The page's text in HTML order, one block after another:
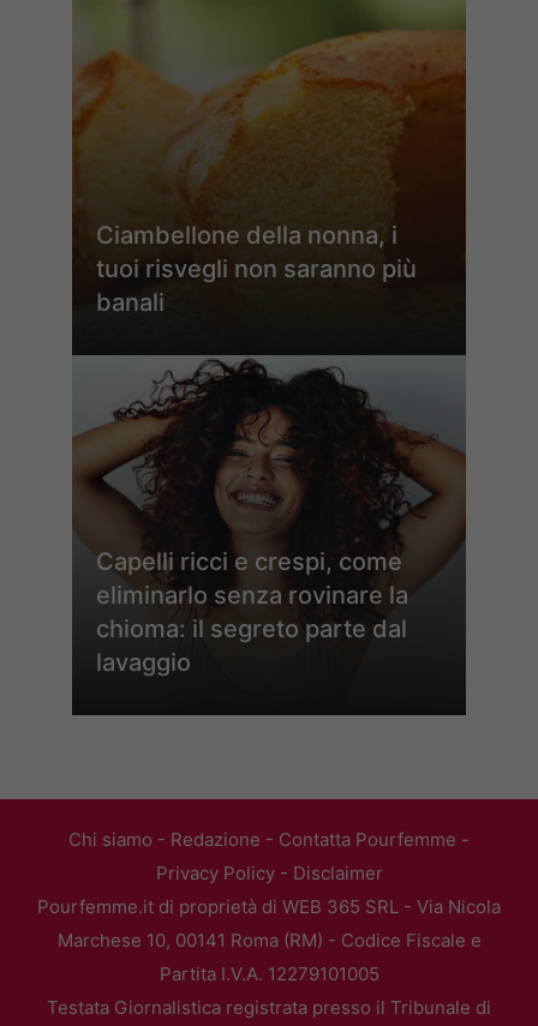
Ciambellone della nonna, i
tuoi risvegli non saranno più
banali
Capelli ricci e crespi, come
eliminarlo senza rovinare la
chioma: il segreto parte dal
lavaggio
Chi siamo - Redazione - Contatta Pourfemme -
Privacy Policy- Disclaimer
Pourfemme.it di proprietà di WEB 365 SRL - Via Nicola
Marchese 10, 00141 Roma (RM) - Codice Fiscale e
Partita I.V.A. 12279101005
Testata Giornalistica registrata presso il Tribunale di